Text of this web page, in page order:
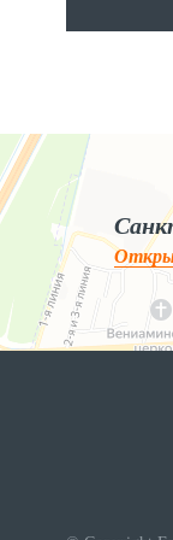
Яндекс.Карты
Яндекс.Карты — поиск мест